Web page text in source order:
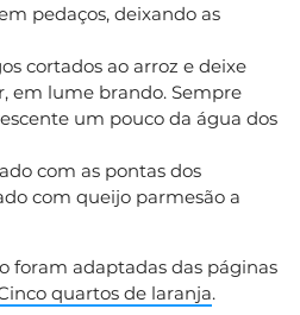
pedaços, deixando as
cortados ao arroz e deixe
em lume brando. Sempre
um pouco da água dos
com as pontas dos
com queijo parmesão a
foram adaptadas das páginas
quartos de laranja.